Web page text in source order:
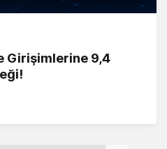
Girişimlerine 9,4